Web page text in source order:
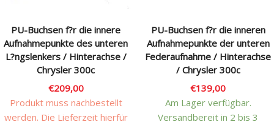
PU-Buchsen f?r die innere
Aufnahmepunkte des unteren
L?ngslenkers / Hinterachse /
Chrysler 300c
€209,00
Produkt muss nachbestellt
werden. Die Lieferzeit hierfür
PU-Buchsen f?r die inneren
Aufnahmepunkte der unteren
Federaufnahme / Hinterachse
/ Chrysler 300c
€139,00
Am Lager verfügbar.
Versandbereit in 2 bis 3